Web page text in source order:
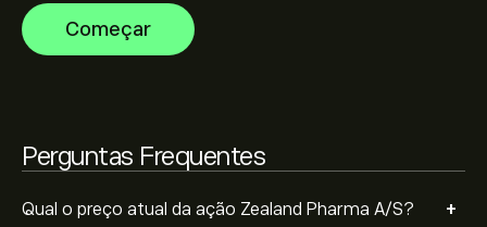
Começar
Perguntas Frequentes
Qual o preço atual da ação Zealand Pharma A/S? +
previsão mais recente para os movimentos futuros
dos preços.
A capitalização bolsista de Zealand Pharma A/S é